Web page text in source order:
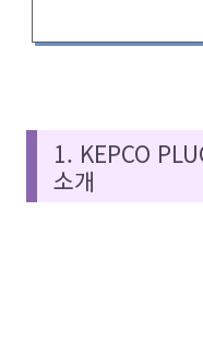
1. KEPCO
소개